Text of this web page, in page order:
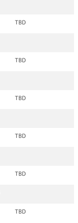
TBD
TBD
TBD
TBD
TBD
TBD